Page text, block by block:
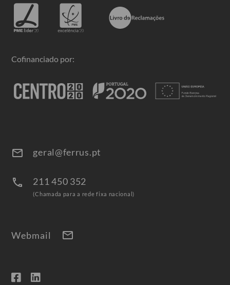
Cofinanciado por:
email geral@ferrus.pt
call 211 450 352
(Chamada para a rede fixa nacional)
Webmail mail